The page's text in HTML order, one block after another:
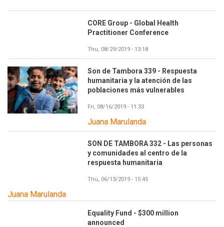
CORE Group - Global Health
Practitioner Conference
Thu, 08/29/2019 - 13:18
Son de Tambora 339 - Respuesta
humanitaria y la atención de las
poblaciones más vulnerables
Fri, 08/16/2019 - 11:33
Juana Marulanda
SON DE TAMBORA 332 - Las personas
y comunidades al centro de la
respuesta humanitaria
Thu, 06/13/2019 - 15:45
Juana Marulanda
Equality Fund - $300 million
announced